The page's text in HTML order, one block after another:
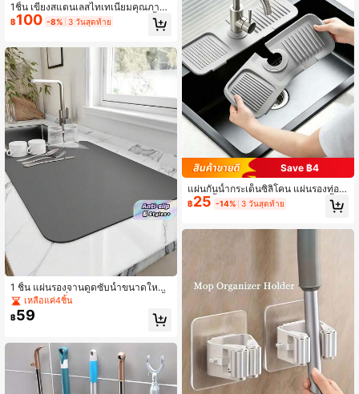
1ชิ้น เขียงสแตนเลสไทเทเนียมคุณภาพ
สูงสองด้าน, แผ่นรองเขียง, ป้องกันเชื้อร
าและทำความสะอาดง่าย เครื่องมือครัว
ะผัก, พาสต้า, อาหารปรุงสุก,
฿100 -8% 3 วันสุดท้าย
1 ชิ้น แผ่นรองจานดูดซับน้ำขนาดใหญ่
- ฐานยางกันลื่นทนความร้อน ระบายน้ำ
เร็ว ป้องกันคราบ สีกลาง สำหรับบ้าน/ร้
านอาหาร/เคาน์เตอร์ ใช้ตากจาน หม้อ
ต์มาส/วันเกิด
เหลือแค่4ชิ้น
฿59
Save ฿4
แผ่นกันน้ำกระเด็นซิลิโคน แผ่นรองท่อร
ะบายน้ำอ่างล้างหน้า แผ่นรองหยดน้ำอ่
างล้างจาน แผ่นรองสบู่ ขอบแคบตัดได้
฿25 -14% 3 วันสุดท้าย